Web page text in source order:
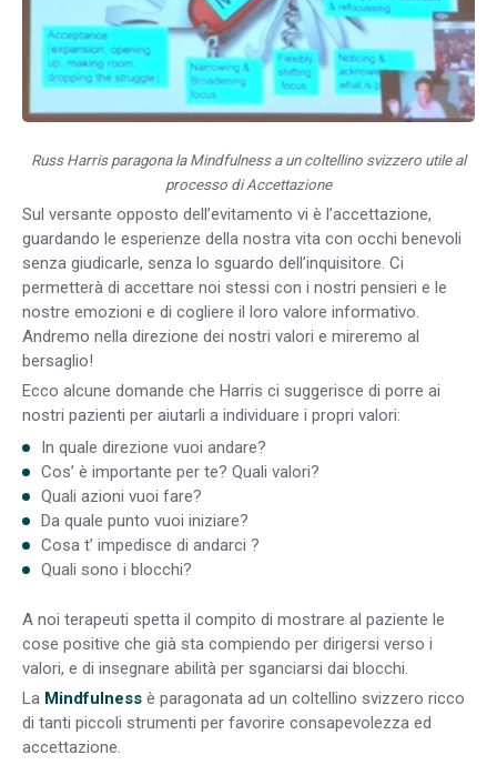
Russ Harris paragona la Mindfulness a un coltellino svizzero utile al
processo di Accettazione
Sul versante opposto dell’evitamento vi è l’accettazione,
guardando le esperienze della nostra vita con occhi benevoli
senza giudicarle, senza lo sguardo dell’inquisitore. Ci
permetterà di accettare noi stessi con i nostri pensieri e le
nostre emozioni e di cogliere il loro valore informativo.
Andremo nella direzione dei nostri valori e mireremo al
bersaglio!
Ecco alcune domande che Harris ci suggerisce di porre ai
nostri pazienti per aiutarli a individuare i propri valori:
In quale direzione vuoi andare?
Cos’ è importante per te? Quali valori?
Quali azioni vuoi fare?
Da quale punto vuoi iniziare?
Cosa t’ impedisce di andarci ?
Quali sono i blocchi?
A noi terapeuti spetta il compito di mostrare al paziente le
cose positive che già sta compiendo per dirigersi verso i
valori, e di insegnare abilità per sganciarsi dai blocchi.
La Mindfulness è paragonata ad un coltellino svizzero ricco
di tanti piccoli strumenti per favorire consapevolezza ed
accettazione.